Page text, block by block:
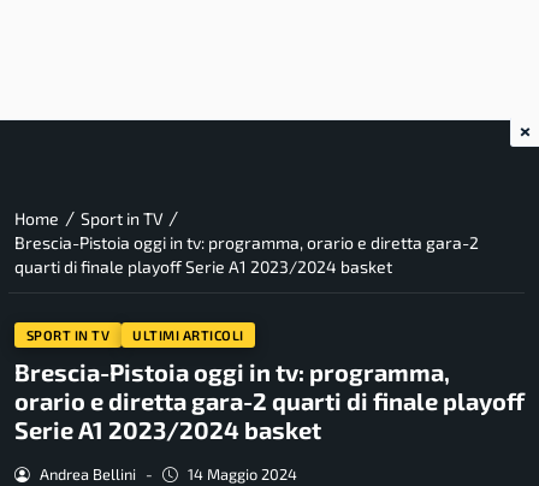
Home / Sport in TV /
Brescia-Pistoia oggi in tv: programma, orario e diretta gara-2
quarti di finale playoff Serie A1 2023/2024 basket
SPORT IN TV ULTIMI ARTICOLI
Brescia-Pistoia oggi in tv: programma,
orario e diretta gara-2 quarti di finale playoff
Serie A1 2023/2024 basket
Andrea Bellini - 14 Maggio 2024
×